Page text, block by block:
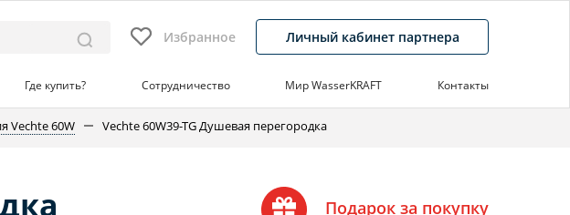
Избранное Личный кабинет партнера
Где купить? Сотрудничество Мир WasserKRAFT Контакты
Vechte 60W Vechte 60W39-TG Душевая перегородка
Подарок за покупку